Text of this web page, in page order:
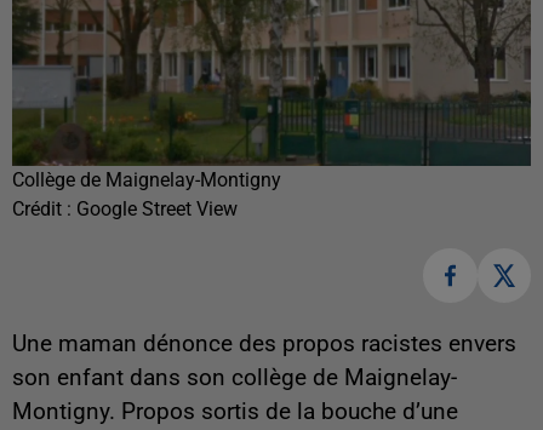
Collège de Maignelay-Montigny
Crédit : Google Street View
Une maman dénonce des propos racistes envers
son enfant dans son collège de Maignelay-
Montigny. Propos sortis de la bouche d’une